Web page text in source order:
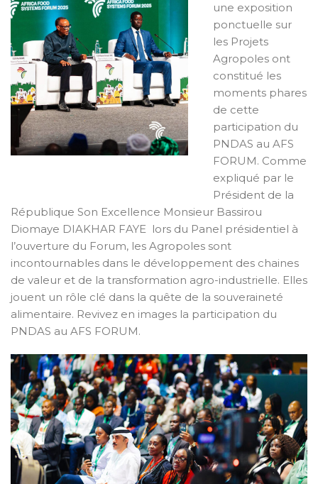
une exposition
ponctuelle sur
les Projets
Agropoles ont
constitué les
moments phares
de cette
participation du
PNDAS au AFS
FORUM. Comme
expliqué par le
Président de la
République Son Excellence Monsieur Bassirou
Diomaye DIAKHAR FAYE lors du Panel présidentiel à
l’ouverture du Forum, les Agropoles sont
incontournables dans le développement des chaines
de valeur et de la transformation agro-industrielle. Elles
jouent un rôle clé dans la quête de la souveraineté
alimentaire. Revivez en images la participation du
PNDAS au AFS FORUM.